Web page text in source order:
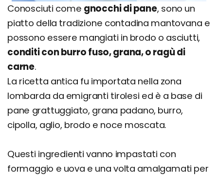
Conosciuti come gnocchi di pane, sono un
piatto della tradizione contadina mantovana e
possono essere mangiati in brodo o asciutti,
conditi con burro fuso, grana, o ragù di
carne.
La ricetta antica fu importata nella zona
lombarda da emigranti tirolesi ed è a base di
pane grattuggiato, grana padano, burro,
cipolla, aglio, brodo e noce moscata.
Questi ingredienti vanno impastati con
formaggio e uova e una volta amalgamati per